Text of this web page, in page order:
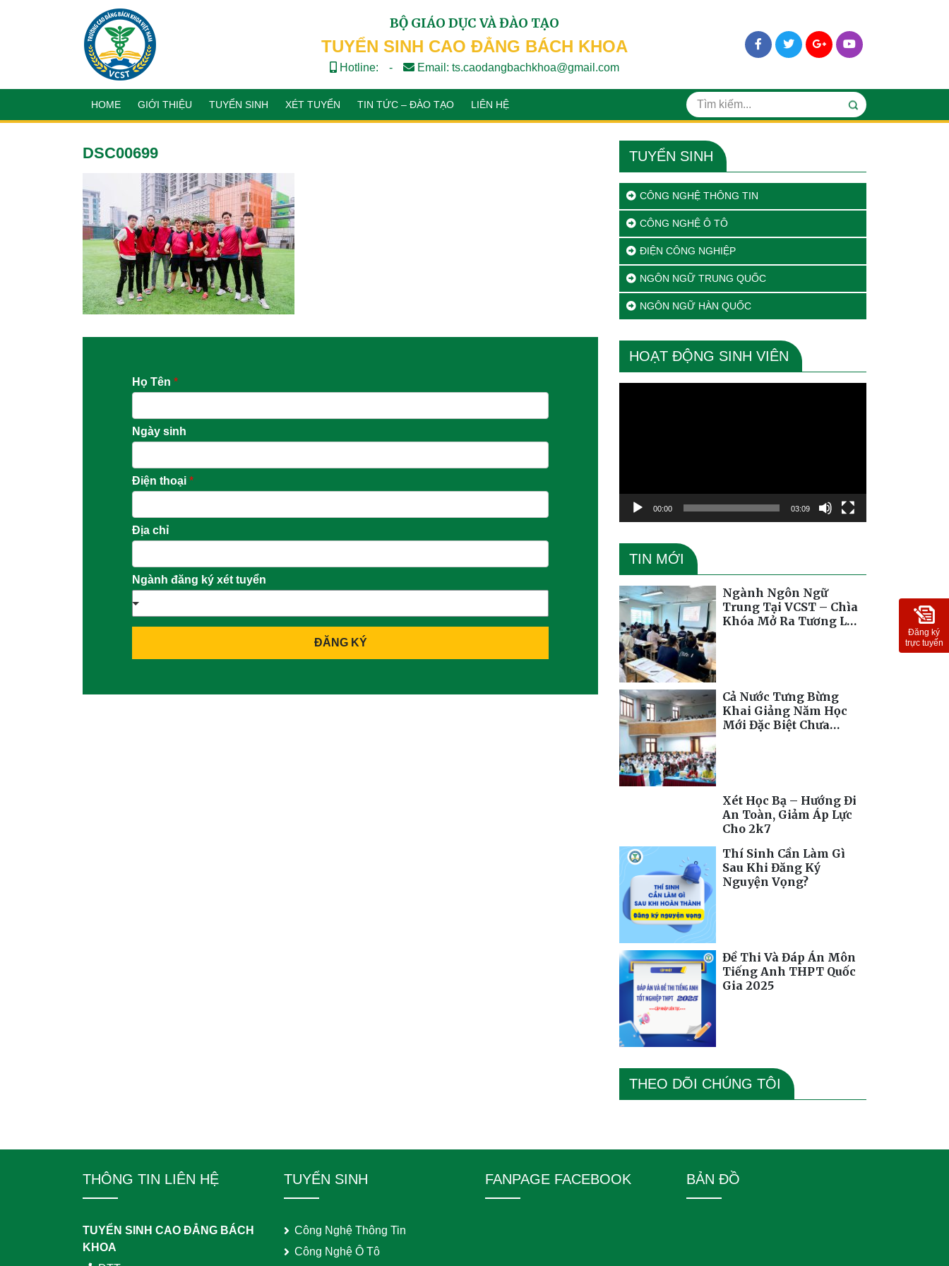
BỘ GIÁO DỤC VÀ ĐÀO TẠO
TUYỂN SINH CAO ĐẲNG BÁCH KHOA
Hotline: - Email: ts.caodangbachkhoa@gmail.com
HOME GIỚI THIỆU TUYỂN SINH XÉT TUYỂN TIN TỨC – ĐÀO TẠO LIÊN HỆ
DSC00699
Họ Tên *
Ngày sinh
Điện thoại *
Địa chỉ
Ngành đăng ký xét tuyển
ĐĂNG KÝ
TUYỂN SINH
CÔNG NGHỆ THÔNG TIN
CÔNG NGHỆ Ô TÔ
ĐIỆN CÔNG NGHIỆP
NGÔN NGỮ TRUNG QUỐC
NGÔN NGỮ HÀN QUỐC
HOẠT ĐỘNG SINH VIÊN
00:00 03:09
TIN MỚI
Ngành Ngôn Ngữ
Trung Tại VCST – Chìa
Khóa Mở Ra Tương Lai
Cả Nước Tưng Bừng
Khai Giảng Năm Học
Mới Đặc Biệt Chưa
Xét Học Bạ – Hướng Đi
An Toàn, Giảm Áp Lực
Cho 2k7
Thí Sinh Cần Làm Gì
Sau Khi Đăng Ký
Nguyện Vọng?
Đề Thi Và Đáp Án Môn
Tiếng Anh THPT Quốc
Gia 2025
THEO DÕI CHÚNG TÔI
THÔNG TIN LIÊN HỆ
TUYỂN SINH CAO ĐẲNG BÁCH
KHOA
TUYỂN SINH
Công Nghệ Thông Tin
Công Nghệ Ô Tô
FANPAGE FACEBOOK BẢN ĐỒ
Đăng ký
trực tuyến